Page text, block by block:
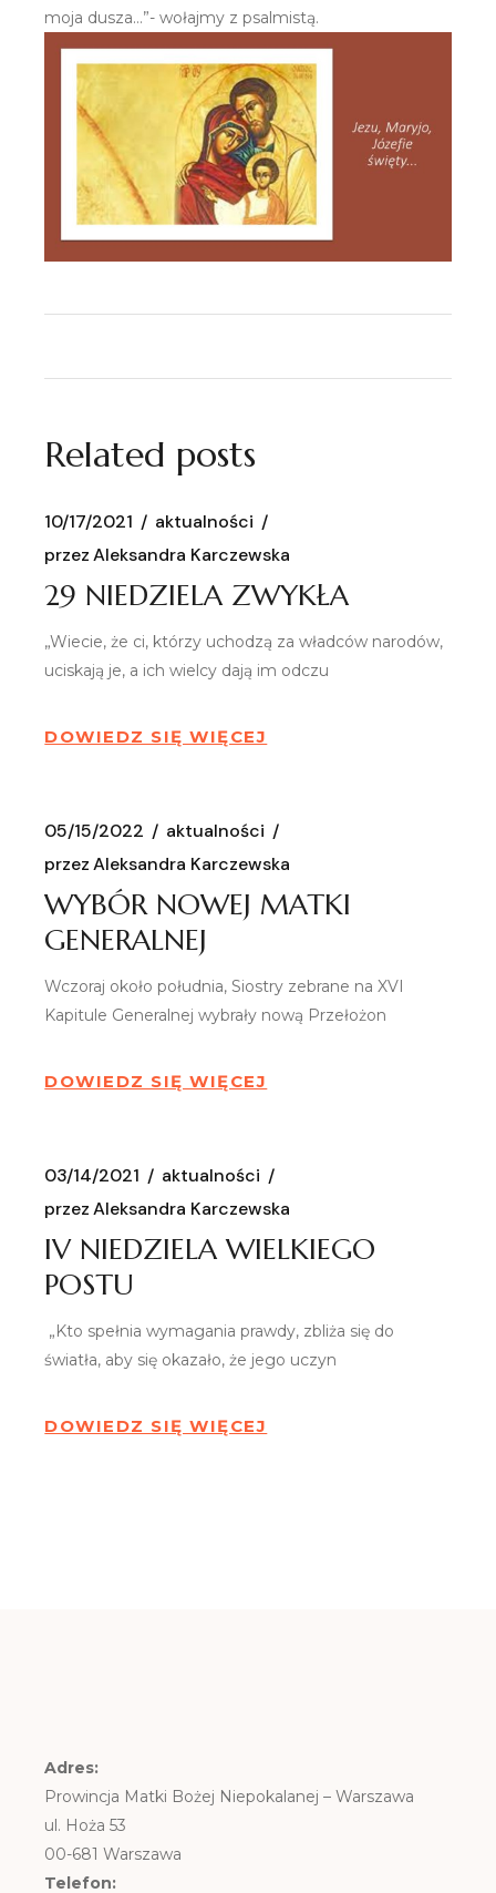
moja dusza…”- wołajmy z psalmistą.
Related posts
10/17/2021
aktualności
przez Aleksandra Karczewska
29 NIEDZIELA ZWYKŁA
„Wiecie, że ci, którzy uchodzą za władców narodów,
uciskają je, a ich wielcy dają im odczu
DOWIEDZ SIĘ WIĘCEJ
05/15/2022
aktualności
przez Aleksandra Karczewska
WYBÓR NOWEJ MATKI
GENERALNEJ
Wczoraj około południa, Siostry zebrane na XVI
Kapitule Generalnej wybrały nową Przełożon
DOWIEDZ SIĘ WIĘCEJ
03/14/2021
aktualności
przez Aleksandra Karczewska
IV NIEDZIELA WIELKIEGO
POSTU
„Kto spełnia wymagania prawdy, zbliża się do
światła, aby się okazało, że jego uczyn
DOWIEDZ SIĘ WIĘCEJ
Adres:
Prowincja Matki Bożej Niepokalanej – Warszawa
ul. Hoża 53
00-681 Warszawa
Telefon: